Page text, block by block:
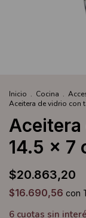
Inicio . Cocina .
Aceitera de vidrio con
Aceitera
14.5 x 7
$20.863,20
$16.690,56 con
6 cuotas sin